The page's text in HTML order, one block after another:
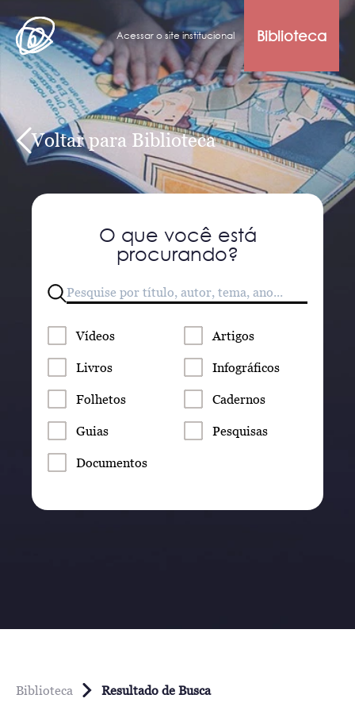
Acessar o site institucional Biblioteca
Voltar para Biblioteca
O que você está
procurando?
Vídeos Artigos
Livros Infográficos
Folhetos Cadernos
Guias Pesquisas
Documentos
Biblioteca Resultado de Busca